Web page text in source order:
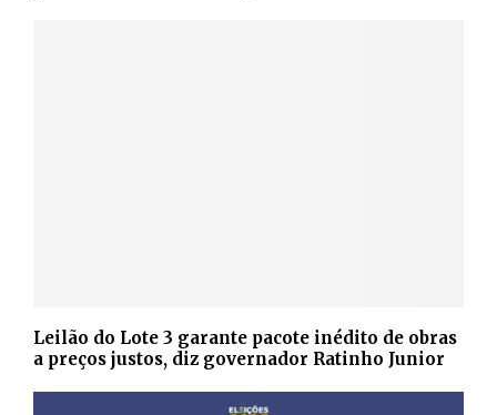
Leilão do Lote 3 garante pacote inédito de obras
a preços justos, diz governador Ratinho Junior